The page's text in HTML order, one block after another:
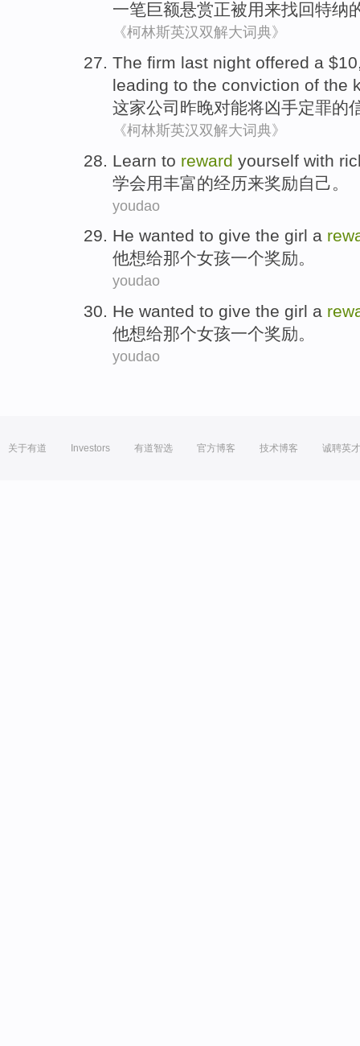
一笔巨额悬赏正被用来找回特纳
《柯林斯英汉双解大词典》
The firm last night offered a
leading to the conviction of the
这家公司 昨晚对能将凶手定罪的
《柯林斯英汉双解大词典》
L earn to reward yourself with
学会用丰富的经历来奖励自己。
youdao
He wanted to give the girl a
他想给那个女孩一个奖励。
youdao
He wanted to give the girl a
他想给那个女孩一个奖励。
youdao
关于有道 Investors 有道智选 官方博客 技术博客 诚聘英才